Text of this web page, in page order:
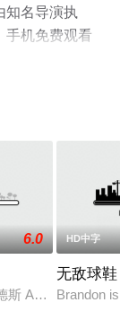
知名导演执
手机免费观看
剧情信息可
清水将夫饰）
6.0
斯 Ashton
HD中字
无敌球鞋
Brandon